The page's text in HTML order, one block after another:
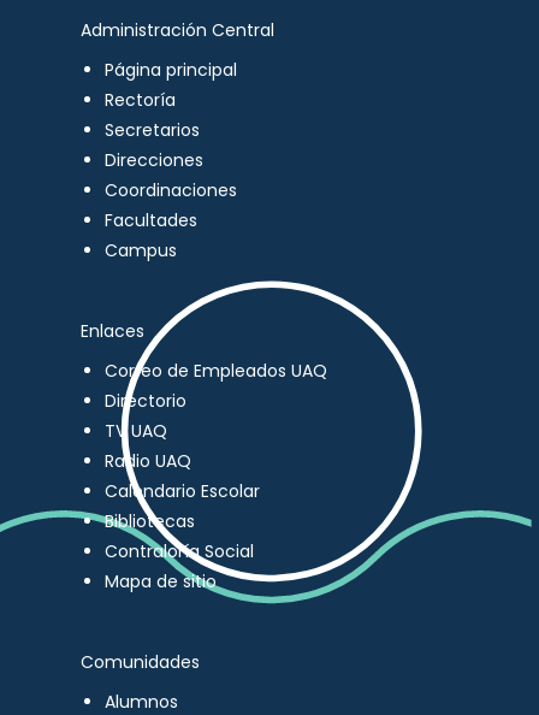
Administración Central
Página principal
Rectoría
Secretarios
Direcciones
Coordinaciones
Facultades
Campus
Enlaces
Correo de Empleados UAQ
Directorio
TV UAQ
Radio UAQ
Calendario Escolar
Bibliotecas
Contraloría Social
Mapa de sitio
Comunidades
Alumnos